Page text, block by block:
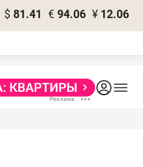
$ 81.41 € 94.06 ¥ 12.06